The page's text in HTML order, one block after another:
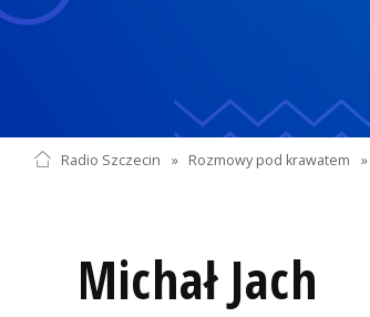
Radio Szczecin » Rozmowy pod krawatem »
Michał Jach